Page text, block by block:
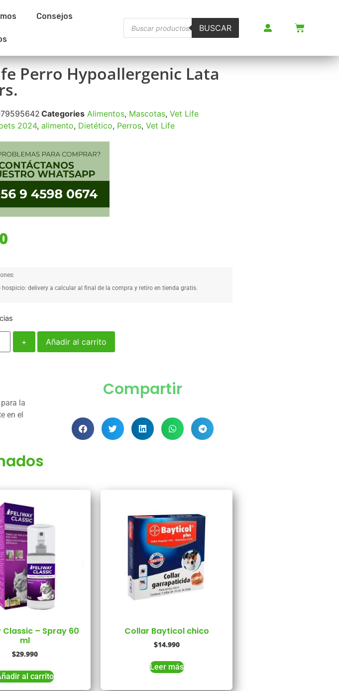
Consejos
BUSCAR
Perro Hypoallergenic Lata
Categories Alimentos, Mascotas, Vet Life
2024, alimento, Dietético, Perros, Vet Life
hospicio: delivery a calcular al final de la compra y retiro en tienda gratis.
+ Añadir al carrito
la
en el
Compartir
Classic – Spray 60
ml
$29.990
al carrito
Collar Bayticol chico
$14.990
Leer más